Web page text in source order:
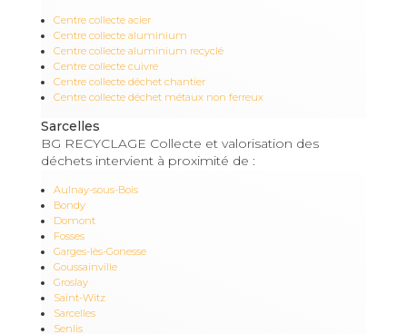
Centre collecte acier
Centre collecte aluminium
Centre collecte aluminium recyclé
Centre collecte cuivre
Centre collecte déchet chantier
Centre collecte déchet métaux non ferreux
Sarcelles
BG RECYCLAGE Collecte et valorisation des
déchets intervient à proximité de :
Aulnay-sous-Bois
Bondy
Domont
Fosses
Garges-lès-Gonesse
Goussainville
Groslay
Saint-Witz
Sarcelles
Senlis